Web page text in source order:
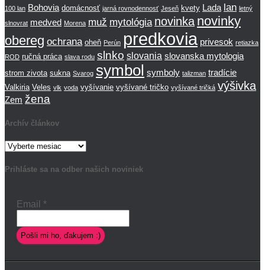
100 lan Bohovia domácnosť jarná rovnodennosť Jeseň kvety Lada lan letný
slnovrat medved Morena muž mytológia novinka novinky
obereg ochrana oheň Perún predkovia privesok retiazka
ROD ručná práca slava rodu slnko slovania slovanska mytologia
strom zivota sukna Svarog symbol symboly talizman tradície
Valkiria Veles vlk voda vyšívanie vyšívané tričko vyšívané tričká výšivka
Zem žena
Archív článkov
Archív
Prihláste sa na odber našich noviniek
Email *